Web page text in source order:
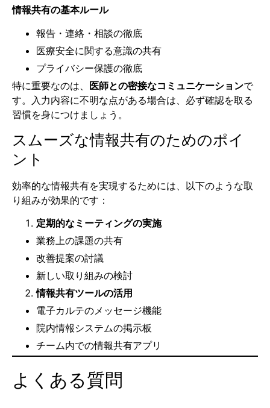
情報共有の基本ルール
報告・連絡・相談の徹底
医療安全に関する意識の共有
プライバシー保護の徹底
特に重要なのは、 医師との密接なコミュニケーションで
す。入力内容に不明な点がある場合は、必ず確認を取る
習慣を身につけましょう。
スムーズな情報共有のためのポイ
ント
効率的な情報共有を実現するためには、以下のような取
り組みが効果的です：
定期的なミーティングの実施
業務上の課題の共有
改善提案の討議
新しい取り組みの検討
情報共有ツールの活用
電子カルテのメッセージ機能
院内情報システムの掲示板
チーム内での情報共有アプリ
よくある質問